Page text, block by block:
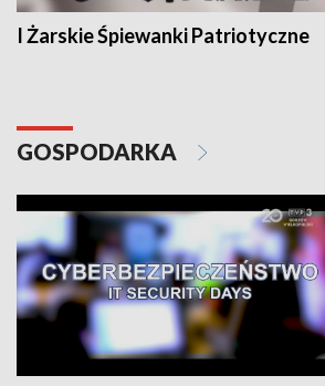
I Żarskie Śpiewanki Patriotyczne
GOSPODARKA